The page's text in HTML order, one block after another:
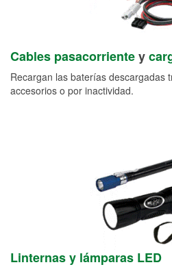
Cables pasacorrientey
Recargan las baterías descargadas
accesorios o por inactividad.
Linternas y lámparas LED